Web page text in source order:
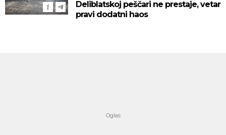
Deliblatskoj peščari ne prestaje, vetar
pravi dodatni haos